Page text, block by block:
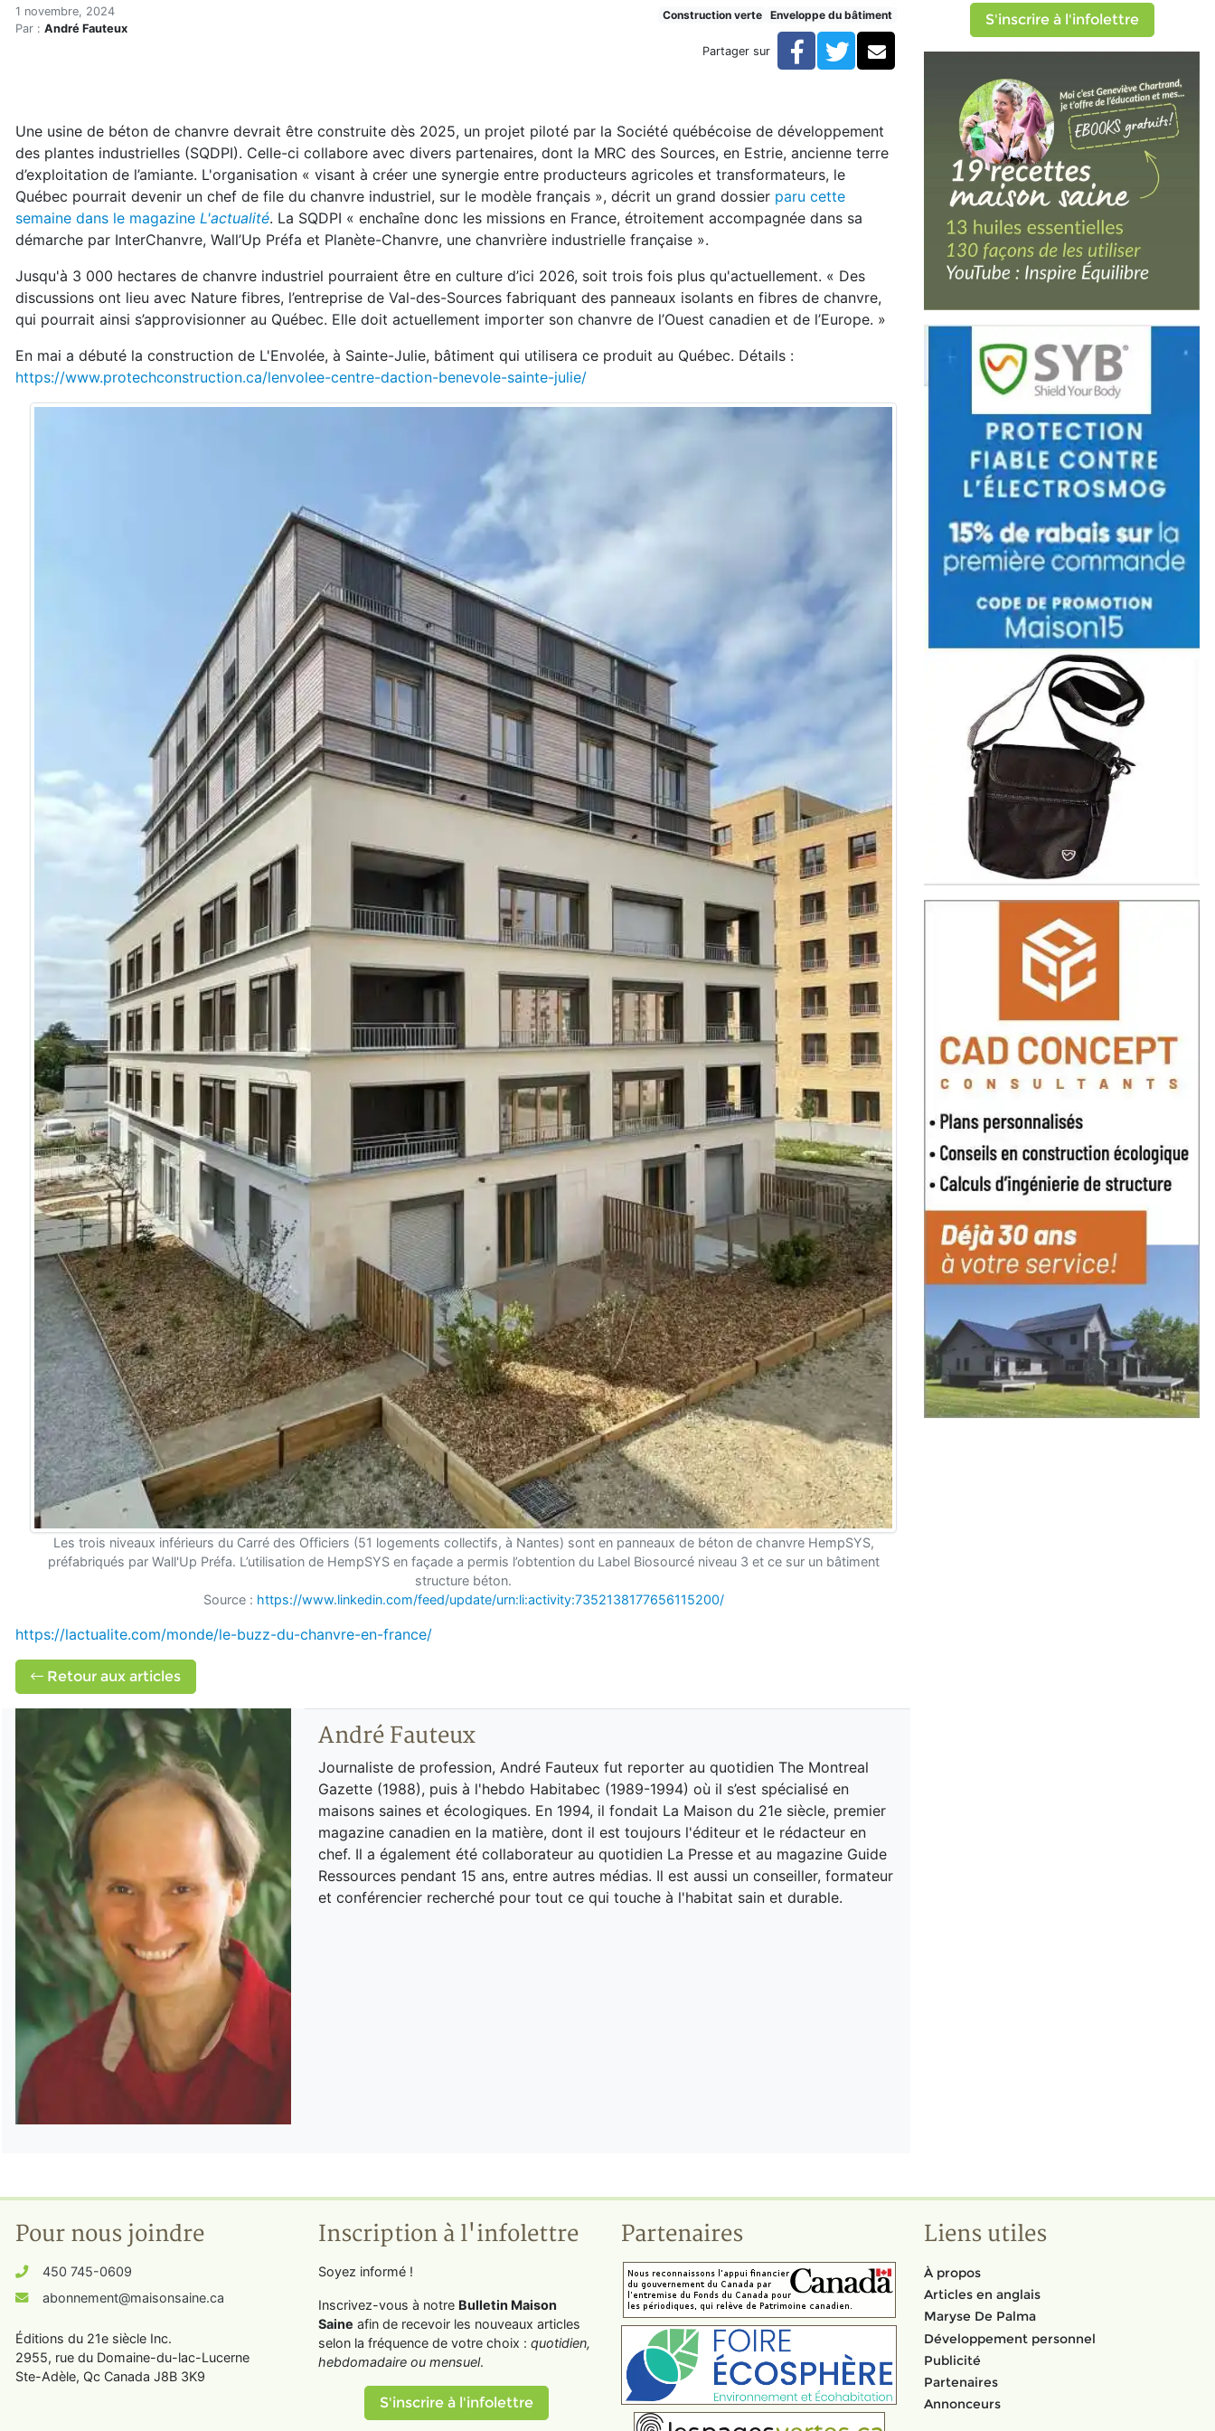
Accueil
Articles
Bientôt une usine québécoise de béton de chanvre
1 novembre, 2024
Par : André Fauteux
Construction verte Enveloppe du bâtiment
Partager sur Facebook
TwitterCourriel
Une usine de béton de chanvre devrait être construite dès 2025, un projet piloté par la Société québécoise de développement
des plantes industrielles (SQDPI). Celle-ci collabore avec divers partenaires, dont la MRC des Sources, en Estrie, ancienne terre
d’exploitation de l’amiante. L'organisation « visant à créer une synergie entre producteurs agricoles et transformateurs, le
Québec pourrait devenir un chef de file du chanvre industriel, sur le modèle français », décrit un grand dossier paru cette
semaine dans le magazine L'actualité. La SQDPI « enchaîne donc les missions en France, étroitement accompagnée dans sa
démarche par InterChanvre, Wall’Up Préfa et Planète-Chanvre, une chanvrière industrielle française ».
Jusqu'à 3 000 hectares de chanvre industriel pourraient être en culture d’ici 2026, soit trois fois plus qu'actuellement. « Des
discussions ont lieu avec Nature fibres, l’entreprise de Val-des-Sources fabriquant des panneaux isolants en fibres de chanvre,
qui pourrait ainsi s’approvisionner au Québec. Elle doit actuellement importer son chanvre de l’Ouest canadien et de l’Europe. »
En mai a débuté la construction de L'Envolée, à Sainte-Julie, bâtiment qui utilisera ce produit au Québec. Détails :
https://www.protechconstruction.ca/lenvolee-centre-daction-benevole-sainte-julie/
Les trois niveaux inférieurs du Carré des Officiers (51 logements collectifs, à Nantes) sont en panneaux de béton de chanvre HempSYS,
préfabriqués par Wall'Up Préfa. L’utilisation de HempSYS en façade a permis l’obtention du Label Biosourcé niveau 3 et ce sur un bâtiment
structure béton.
Source : https://www.linkedin.com/feed/update/urn:li:activity:7352138177656115200/
https://lactualite.com/monde/le-buzz-du-chanvre-en-france/
Retour aux articles
André Fauteux
Journaliste de profession, André Fauteux fut reporter au quotidien The Montreal
Gazette (1988), puis à l'hebdo Habitabec (1989-1994) où il s’est spécialisé en
maisons saines et écologiques. En 1994, il fondait La Maison du 21e siècle, premier
magazine canadien en la matière, dont il est toujours l'éditeur et le rédacteur en
chef. Il a également été collaborateur au quotidien La Presse et au magazine Guide
Ressources pendant 15 ans, entre autres médias. Il est aussi un conseiller, formateur
et conférencier recherché pour tout ce qui touche à l'habitat sain et durable.
S'inscrire à l'infolettre
Pour nous joindre
450 745-0609
abonnement@maisonsaine.ca
Éditions du 21e siècle Inc.
2955, rue du Domaine-du-lac-Lucerne
Ste-Adèle, Qc Canada J8B 3K9
Inscription à l'infolettre
Soyez informé !
Inscrivez-vous à notre Bulletin Maison
Saine afin de recevoir les nouveaux articles
selon la fréquence de votre choix : quotidien,
hebdomadaire ou mensuel.
S'inscrire à l'infolettre
Partenaires Liens utiles
À propos
Articles en anglais
Maryse De Palma
Développement personnel
Publicité
Partenaires
Annonceurs